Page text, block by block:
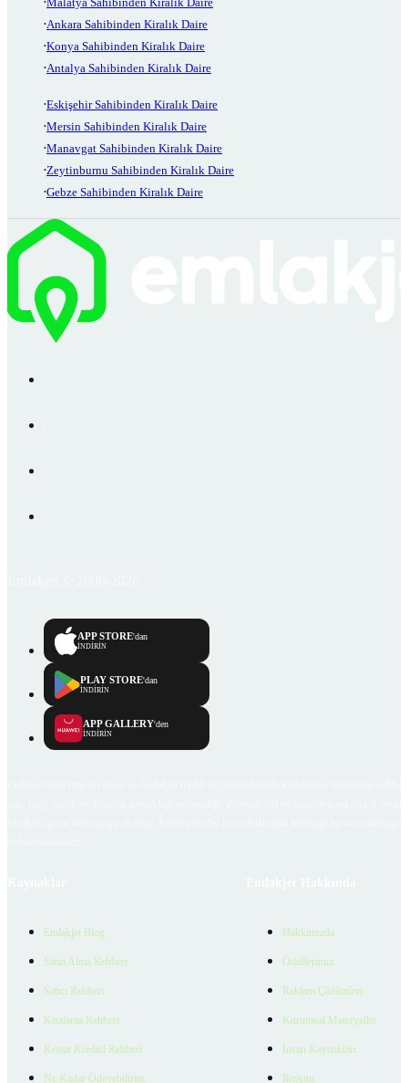
Ankara Sahibinden Kiralık Daire
Konya Sahibinden Kiralık Daire
Antalya Sahibinden Kiralık Daire
Eskişehir Sahibinden Kiralık Daire
Mersin Sahibinden Kiralık Daire
Manavgat Sahibinden Kiralık Daire
Zeytinburnu Sahibinden Kiralık Daire
Gebze Sahibinden Kiralık Daire
APP STORE'dan
İNDİRİN
PLAY STORE'dan
İNDİRİN
APP GALLERY'den
İNDİRİN
Emlakjet Blog
Satın Alma Rehberi
Satıcı Rehberi
Kiralama Rehberi
Konut Kredisi Rehberi
Ne Kadar Ödeyebilirim
Hakkımızda
Ödüllerimiz
Reklam Çözümleri
Kurumsal Materyaller
İnsan Kaynakları
İletişim